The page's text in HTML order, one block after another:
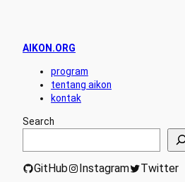
AIKON.ORG
program
tentang aikon
kontak
Search
GitHub Instagram Twitter